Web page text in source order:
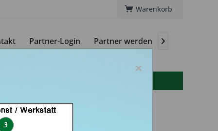
Warenkorb
Partner-Login Partner werden 
(in Krefeld)
×